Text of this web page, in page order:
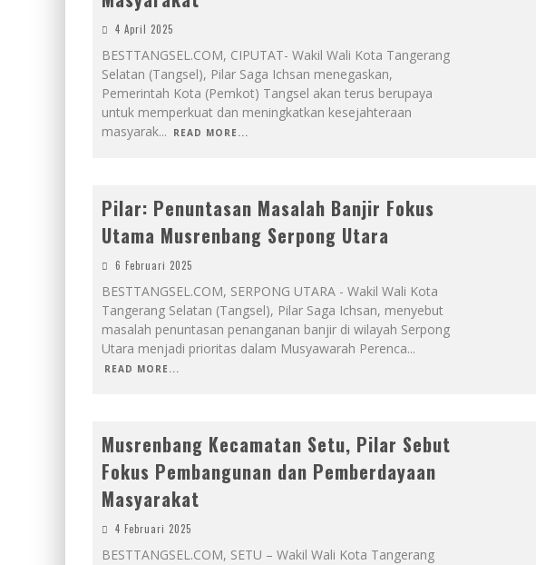
4 April 2025
BESTTANGSEL.COM, CIPUTAT- Wakil Wali Kota Tangerang
Selatan (Tangsel), Pilar Saga Ichsan menegaskan,
Pemerintah Kota (Pemkot) Tangsel akan terus berupaya
untuk memperkuat dan meningkatkan kesejahteraan
masyarak... READ MORE...
Pilar: Penuntasan Masalah Banjir Fokus
Utama Musrenbang Serpong Utara
6 Februari 2025
BESTTANGSEL.COM, SERPONG UTARA - Wakil Wali Kota
Tangerang Selatan (Tangsel), Pilar Saga Ichsan, menyebut
masalah penuntasan penanganan banjir di wilayah Serpong
Utara menjadi prioritas dalam Musyawarah Perenca...
READ MORE...
Musrenbang Kecamatan Setu, Pilar Sebut
Fokus Pembangunan dan Pemberdayaan
Masyarakat
4 Februari 2025
BESTTANGSEL.COM, SETU – Wakil Wali Kota Tangerang